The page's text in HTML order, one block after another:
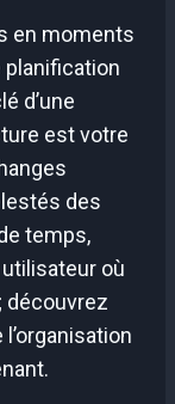
en moments
planification
d’une
est votre
des
temps,
où
découvrez